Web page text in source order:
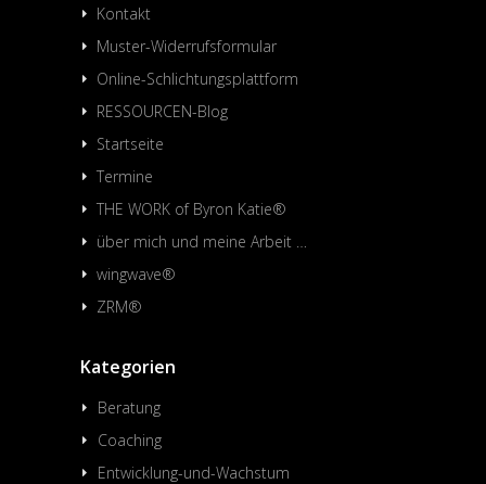
Kontakt
Muster-Widerrufsformular
Online-Schlichtungsplattform
RESSOURCEN-Blog
Startseite
Termine
THE WORK of Byron Katie®
über mich und meine Arbeit …
wingwave®
ZRM®
Kategorien
Beratung
Coaching
Entwicklung-und-Wachstum